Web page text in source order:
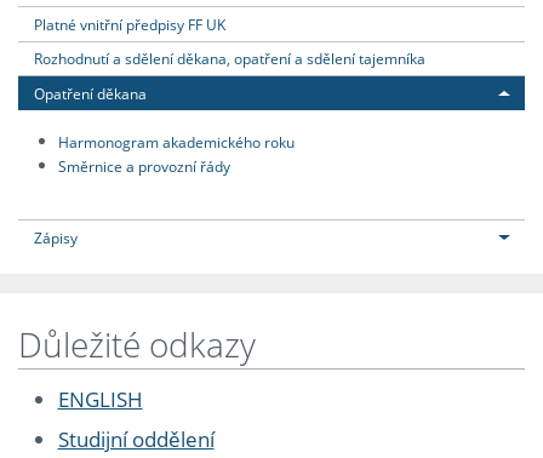
Platné vnitřní předpisy FF UK
Rozhodnutí a sdělení děkana, opatření a sdělení tajemníka
Opatření děkana
Harmonogram akademického roku
Směrnice a provozní řády
Zápisy
Důležité odkazy
ENGLISH
Studijní oddělení